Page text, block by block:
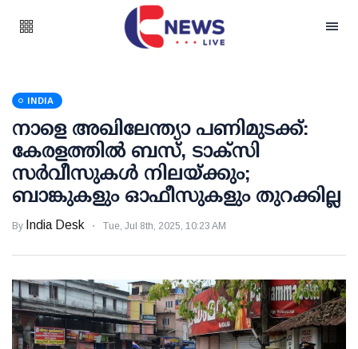
INDIA
നാളെ അഖിലേന്ത്യാ പണിമുടക്ക്:
കേരളത്തില്‍ ബസ്, ടാക്‌സി
സര്‍വീസുകള്‍ നിലയ്ക്കും;
ബാങ്കുകളും ഓഫീസുകളും തുറക്കില്ല
By India Desk Tue, Jul 8th, 2025, 10:23 AM